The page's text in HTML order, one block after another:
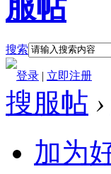
搜索
登录 | 立即注册
搜服帖 ›
加为